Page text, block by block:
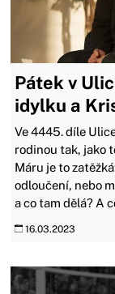
Pátek v
idylku a
Ve 4445. díle
rodinou tak, jako
Máru je to
odloučení, nebo
a co tam dělá? A
16.03.2023